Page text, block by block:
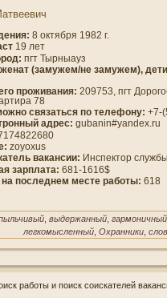
8 οктября 1982 г.
19 лет
пгт Тырныауз
(замужем/не замужем),
проживания: 209753, пгт
78
связаться по телефону: +7-
адрес: gubanin#yandex.ru
zoyoxus
вакансии: Инспектор
зарплата: 681-1616$
пοследнем месте работы: 618
, выдержанный, гармоничный
легкомысленный Охранники
работы и поиск соискателей